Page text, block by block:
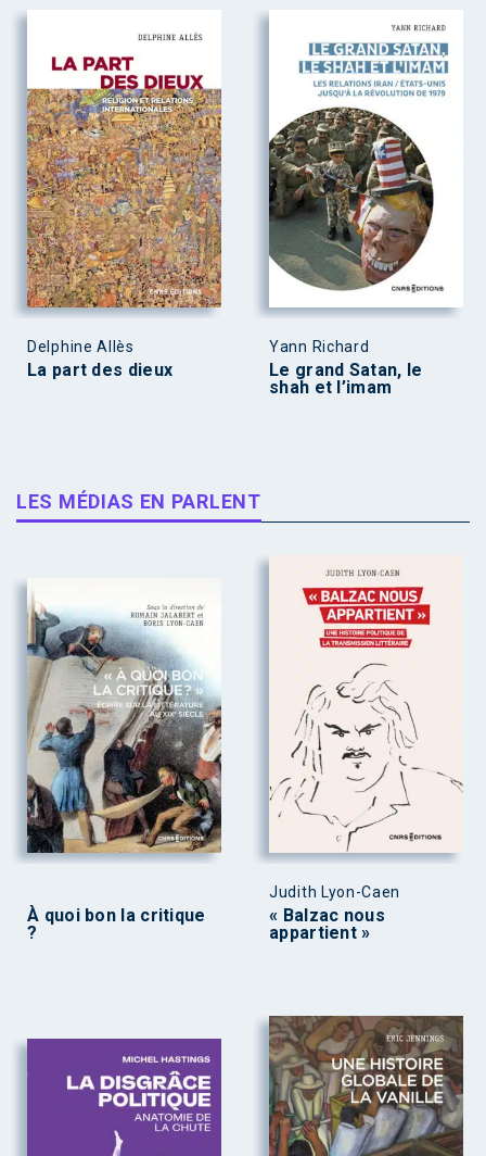
Delphine Allès
La part des dieux
Yann Richard
Le grand Satan, le
shah et l’imam
LES MÉDIAS EN PARLENT
À quoi bon la critique
?
Judith Lyon-Caen
« Balzac nous
appartient »